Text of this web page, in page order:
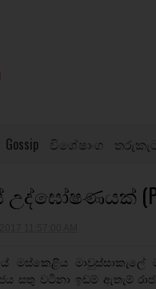
Gossip විශේෂාංග
මස්කෙළිය
සතු වටිනා ඉඩම් ඇතැම්